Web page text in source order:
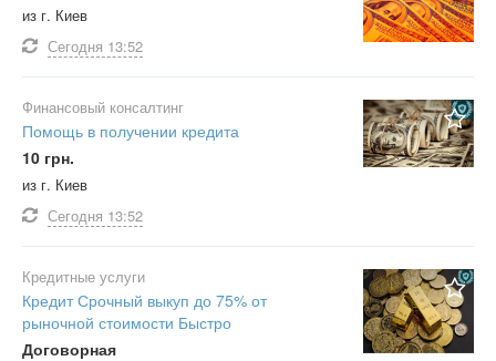
из г. Киев
Сегодня 13:52
Финансовый консалтинг
Помощь в получении кредита
10 грн.
из г. Киев
Сегодня 13:52
Кредитные услуги
Кредит Срочный выкуп до 75% от
рыночной стоимости Быстро
Договорная